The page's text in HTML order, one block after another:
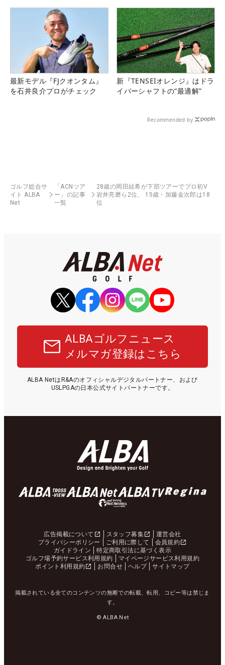
最新モデル『FJクオンタム』
を石井良介プロがチェック
新『TENSEIオレンジ』はドラ
イバーシャフトの“最適解”
Recommended by
ゴルフ総合サ
イト ALBA
Net
「ACNツア
ー」の記事
一覧
28歳の岡田絃希が下部ツアーでプロ初V
岩井亮磨ら2位、 15歳・加藤金次郎は18
位
ALBAゴルフニュース
メルマガ登録はこちら
ALBA NetはR&Aのオフィシャルデジタルパートナー、および
USLPGAの日本公式サイトパートナーです。
広告掲載について スタッフ募集
運営会社
プライバシーポリシー
ご利用に際して
会員規約
ガイドライン
特定商取引法に基づく表示
ゴルフ場予約サービス利用規約
マイページサービス利用規約
ポイント利用規約
お問合せ ヘルプ サイトマップ
掲載されている全てのコンテンツの無断での転載、転用、コピー等は禁じま
す。
© ALBA Net